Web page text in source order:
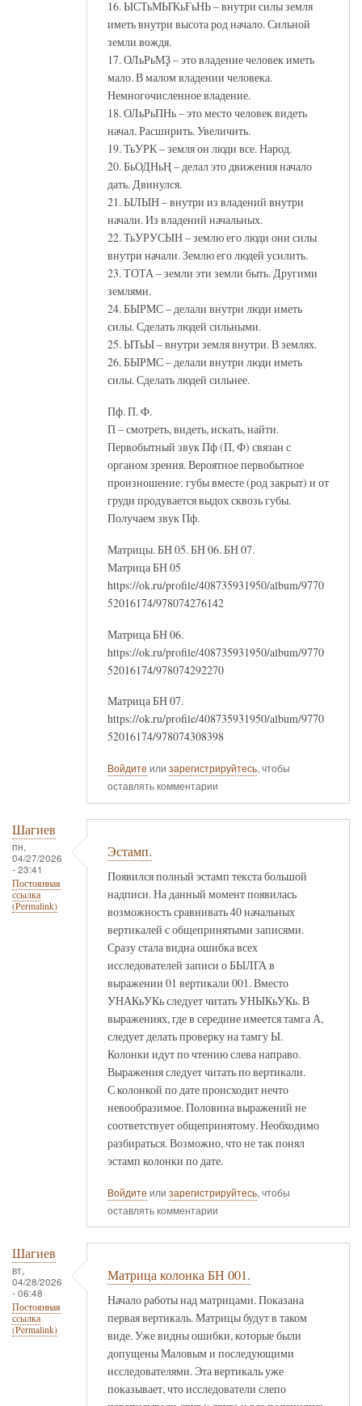
16. ЫСТьМЫҠьҒьНЬ – внутри силы земля
иметь внутри высота род начало. Сильной
земли вождя.
17. ОЛьРьМҘ – это владение человек иметь
мало. В малом владении человека.
Немногочисленное владение.
18. ОЛьРьПНь – это место человек видеть
начал. Расширить. Увеличить.
19. ТьУРК – земля он люди все. Народ.
20. БьОДНьҢ – делал это движения начало
дать. Двинулся.
21. ЫЛЫН – внутри из владений внутри
начали. Из владений начальных.
22. ТьУРУСЫН – землю его люди они силы
внутри начали. Землю его людей усилить.
23. ТОТА – земли эти земли быть. Другими
землями.
24. БЫРМС – делали внутри люди иметь
силы. Сделать людей сильными.
25. ЫТьЫ – внутри земля внутри. В землях.
26. БЫРМС – делали внутри люди иметь
силы. Сделать людей сильнее.
Пф. П. Ф.
П – смотреть, видеть, искать, найти.
Первобытный звук Пф (П, Ф) связан с
органом зрения. Вероятное первобытное
произношение: губы вместе (род закрыт) и от
груди продувается выдох сквозь губы.
Получаем звук Пф.
Матрицы. БН 05. БН 06. БН 07.
Матрица БН 05
https://ok.ru/profile/408735931950/album/9770
52016174/978074276142
Матрица БН 06.
https://ok.ru/profile/408735931950/album/9770
52016174/978074292270
Матрица БН 07.
https://ok.ru/profile/408735931950/album/9770
52016174/978074308398
Войдите или зарегистрируйтесь, чтобы
оставлять комментарии
Шагиев
пн,
04/27/2026
- 23:41
Постоянная
ссылка
(Permalink)
Эстамп.
Появился полный эстамп текста большой
надписи. На данный момент появилась
возможность сравнивать 40 начальных
вертикалей с общепринятыми записями.
Сразу стала видна ошибка всех
исследователей записи о БЫЛГА в
выражении 01 вертикали 001. Вместо
УНАКьУКь следует читать УНЫКьУКь. В
выражениях, где в середине имеется тамга А,
следует делать проверку на тамгу Ы.
Колонки идут по чтению слева направо.
Выражения следует читать по вертикали.
С колонкой по дате происходит нечто
невообразимое. Половина выражений не
соответствует общепринятому. Необходимо
разбираться. Возможно, что не так понял
эстамп колонки по дате.
Войдите или зарегистрируйтесь, чтобы
оставлять комментарии
Шагиев
вт,
04/28/2026
- 06:48
Постоянная
ссылка
(Permalink)
Матрица колонка БН 001.
Начало работы над матрицами. Показана
первая вертикаль. Матрицы будут в таком
виде. Уже видны ошибки, которые были
допущены Маловым и последующими
исследователями. Эта вертикаль уже
показывает, что исследователи слепо